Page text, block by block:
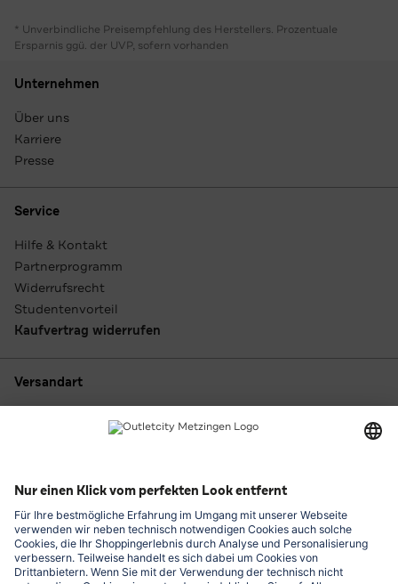
* Unverbindliche Preisempfehlung des Herstellers. Prozentuale
Ersparnis ggü. der UVP, sofern vorhanden
Unternehmen
Über uns
Karriere
Presse
Service
Hilfe & Kontakt
Partnerprogramm
Widerrufsrecht
Studentenvorteil
Kaufvertrag widerrufen
Versandart
Outletcity App laden